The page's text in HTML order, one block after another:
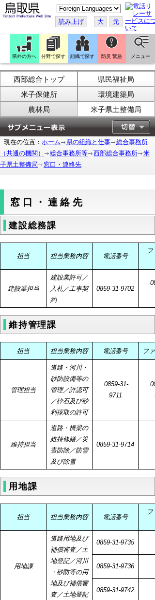
こ
の
ペ
ー
ジ
翻
訳
す
る
読み上げ 大 元
県外の方へ 分野で探す 組織で探す 防災 緊急 メニュー
西部総合トップ
県民福祉局
米子保健所
環境建築局
農林局
米子県土整備局
現在の位置： ホーム 県の組織と仕事
総合事務所
（共通の機関）
総合事務所等 西部総合事務所
米
子県土整備局
窓口・連絡先
窓口・連絡先
建設総務課
担当 担当業務内容 電話番号
フ
建設業担当
建設業許可／
入札／工事契
約
0859-31-9702
維持管理課
担当 担当業務内容 電話番号 フ
管理担当
道路・河川・
砂防設備等の
管理／許認可
／砕石及び砂
利採取の許可
0859-31-
9711
維持担当
道路・橋梁の
維持修繕／災
害防除／防雪
及び除雪
0859-31-9714
用地課
担当 担当業務内容 電話番号
フ
用地課
道路用地及び
補償審査／土
地登記／河川
・砂防等の用
地及び補償審
査／土地登記
0859-31-9735
0859-31-9736
0859-31-9742